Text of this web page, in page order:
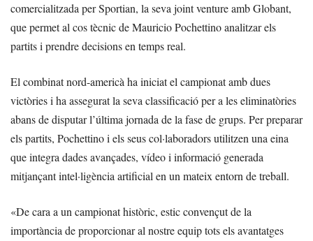
comercialitzada per Sportian, la seva joint venture amb Globant,
que permet al cos tècnic de Mauricio Pochettino analitzar els
partits i prendre decisions en temps real.
El combinat nord-americà ha iniciat el campionat amb dues
victòries i ha assegurat la seva classificació per a les eliminatòries
abans de disputar l’última jornada de la fase de grups. Per preparar
els partits, Pochettino i els seus col·laboradors utilitzen una eina
que integra dades avançades, vídeo i informació generada
mitjançant intel·ligència artificial en un mateix entorn de treball.
«De cara a un campionat històric, estic convençut de la
importància de proporcionar al nostre equip tots els avantatges